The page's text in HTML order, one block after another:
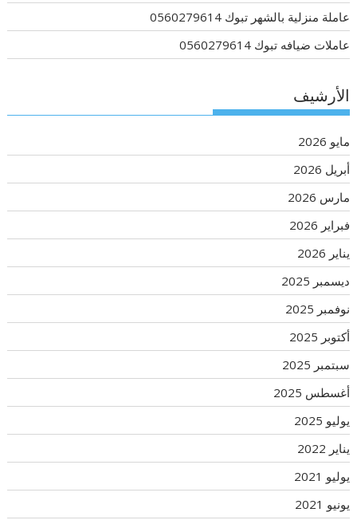
عاملة منزلية بالشهر تبوك 0560279614
عاملات ضيافه تبوك 0560279614
الأرشيف
مايو 2026
أبريل 2026
مارس 2026
فبراير 2026
يناير 2026
ديسمبر 2025
نوفمبر 2025
أكتوبر 2025
سبتمبر 2025
أغسطس 2025
يوليو 2025
يناير 2022
يوليو 2021
يونيو 2021